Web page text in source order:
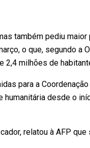
também pediu
o que, segundo a
2,4 milhões de
para a
humanitária desde o
relatou à AFP